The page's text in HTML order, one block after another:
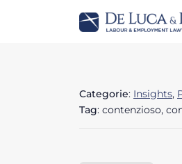
Categorie: Insights,
Tag: contenzioso,